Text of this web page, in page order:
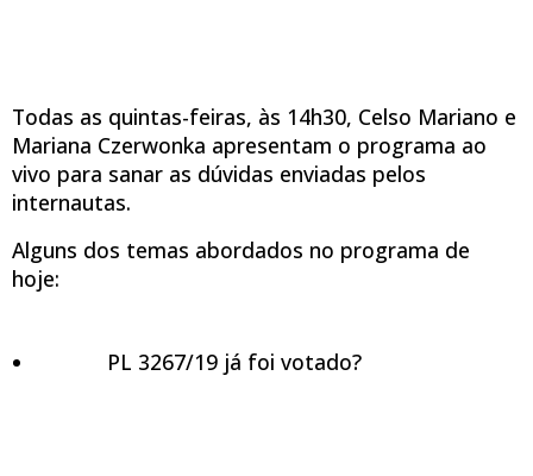
Todas as quintas-feiras, às 14h30, Celso Mariano e
Mariana Czerwonka apresentam o programa ao
vivo para sanar as dúvidas enviadas pelos
internautas.
Alguns dos temas abordados no programa de
hoje:
PL 3267/19 já foi votado?